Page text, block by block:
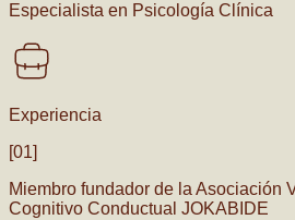
Especialista en Psicología Clínica
Experiencia
[01]
Miembro fundador de la Asociación
Cognitivo Conductual JOKABIDE